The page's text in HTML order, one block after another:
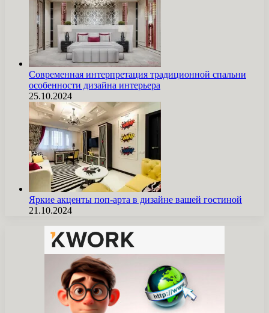
Современная интерпретация традиционной спальни
особенности дизайна интерьера
25.10.2024
Яркие акценты поп-арта в дизайне вашей гостиной
21.10.2024